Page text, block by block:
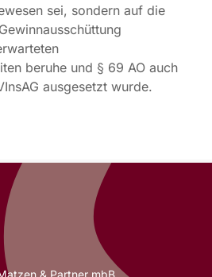
sei, sondern auf die
beruhe und § 69 AO auch
ausgesetzt wurde.
& Partner mbB